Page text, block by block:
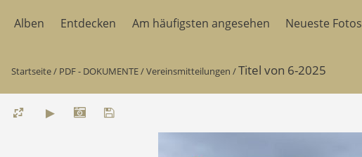
Alben Entdecken Am häufigsten angesehen Neueste Fotos
Startseite/ PDF - DOKUMENTE/Vereinsmitteilungen /Titel von 6-2025